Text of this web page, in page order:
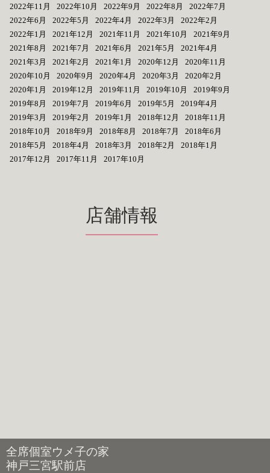
2022年11月
2022年10月 2022年9月 2022年8月
2022年7月
2022年6月
2022年5月 2022年4月 2022年3月
2022年2月
2022年1月
2021年12月 2021年11月 2021年10月
2021年9月
2021年8月
2021年7月 2021年6月 2021年5月
2021年4月
2021年3月
2021年2月 2021年1月 2020年12月
2020年11月
2020年10月
2020年9月 2020年4月 2020年3月
2020年2月
2020年1月
2019年12月 2019年11月 2019年10月
2019年9月
2019年8月
2019年7月 2019年6月 2019年5月
2019年4月
2019年3月
2019年2月 2019年1月 2018年12月
2018年11月
2018年10月
2018年9月 2018年8月 2018年7月
2018年6月
2018年5月
2018年4月 2018年3月 2018年2月
2018年1月
2017年12月
2017年11月 2017年10月
店舗情報
全席個室ウメ子の家
神戸三宮駅前店